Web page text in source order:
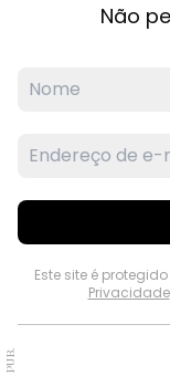
Não
Este site é
Privacidade
PUB.